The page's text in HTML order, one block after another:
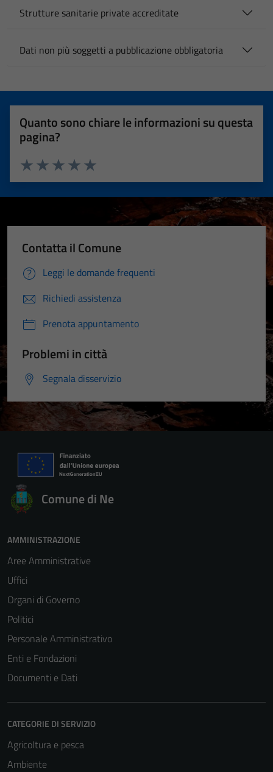
Strutture sanitarie private accreditate
Dati non più soggetti a pubblicazione obbligatoria
Quanto sono chiare le informazioni su questa
pagina?
Valuta 5 stelle su 5
Valuta 4 stelle su 5
Valuta 3 stelle su 5
Valuta 2 stelle su 5
Valuta 1 stelle su 5
Contatta il Comune
Leggi le domande frequenti
Richiedi assistenza
Prenota appuntamento
Problemi in città
Segnala disservizio
Comune di Ne
AMMINISTRAZIONE
Aree Amministrative
Uffici
Organi di Governo
Politici
Personale Amministrativo
Enti e Fondazioni
Documenti e Dati
CATEGORIE DI SERVIZIO
Agricoltura e pesca
Ambiente